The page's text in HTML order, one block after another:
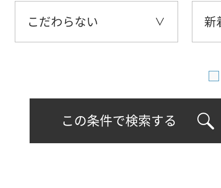
こだわらない 新
この条件で検索する